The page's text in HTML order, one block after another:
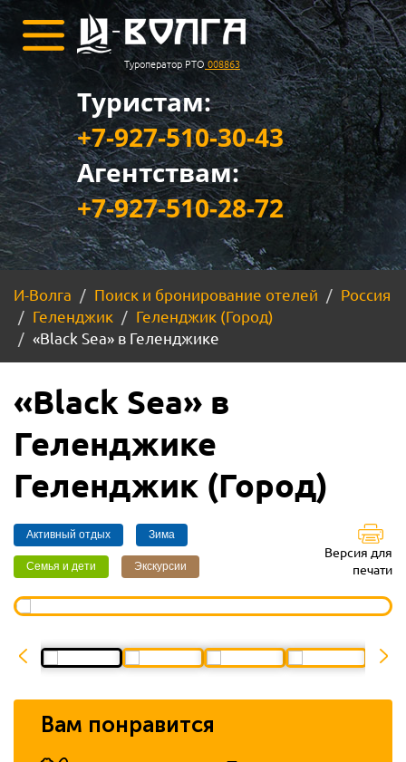
Туроператор РТО 008863
Туристам:
+7-927-510-30-43
Агентствам:
+7-927-510-28-72
И-Волга Поиск и бронирование отелей
Россия
Геленджик
Геленджик (Город)
«Black Sea» в Геленджике
«Black Sea» в
Геленджике
Геленджик (Город)
Активный отдых Зима
Семья и дети Экскурсии
Версия для
печати
Вам понравится